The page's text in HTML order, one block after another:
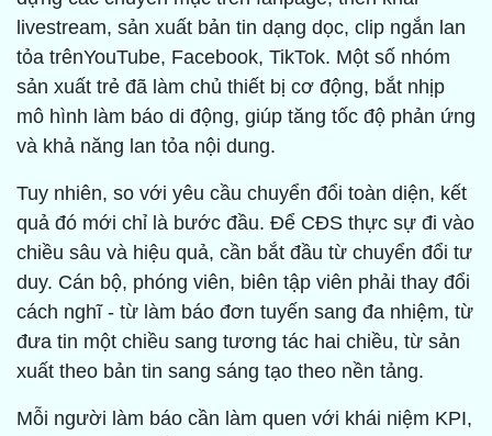
livestream, sản xuất bản tin dạng dọc, clip ngắn lan
tỏa trênYouTube, Facebook, TikTok. Một số nhóm
sản xuất trẻ đã làm chủ thiết bị cơ động, bắt nhịp
mô hình làm báo di động, giúp tăng tốc độ phản ứng
và khả năng lan tỏa nội dung.
Tuy nhiên, so với yêu cầu chuyển đổi toàn diện, kết
quả đó mới chỉ là bước đầu. Để CĐS thực sự đi vào
chiều sâu và hiệu quả, cần bắt đầu từ chuyển đổi tư
duy. Cán bộ, phóng viên, biên tập viên phải thay đổi
cách nghĩ - từ làm báo đơn tuyến sang đa nhiệm, từ
đưa tin một chiều sang tương tác hai chiều, từ sản
xuất theo bản tin sang sáng tạo theo nền tảng.
Mỗi người làm báo cần làm quen với khái niệm KPI,